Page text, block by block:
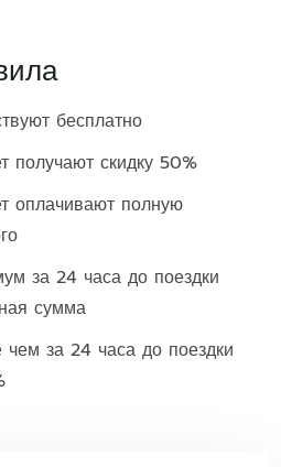
бесплатно
получают скидку 50%
оплачивают полную
за 24 часа до поездки
сумма
за 24 часа до поездки